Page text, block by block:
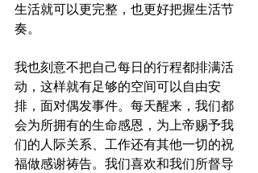
生活就可以更完整，也更好把握生活节
奏。
我也刻意不把自己每日的行程都排满活
动，这样就有足够的空间可以自由安
排，面对偶发事件。每天醒来，我们都
会为所拥有的生命感恩，为上帝赐予我
们的人际关系、工作还有其他一切的祝
福做感谢祷告。我们喜欢和我们所督导